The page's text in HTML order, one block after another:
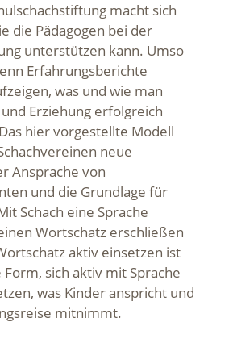
macht sich
die Pädagogen bei der
unterstützen kann. Umso
Erfahrungsberichte
was und wie man
und Erziehung erfolgreich
hier vorgestellte Modell
neue
Ansprache von
und die Grundlage für
Schach eine Sprache
Wortschatz erschließen
aktiv einsetzen ist
sich aktiv mit Sprache
was Kinder anspricht und
mitnimmt.